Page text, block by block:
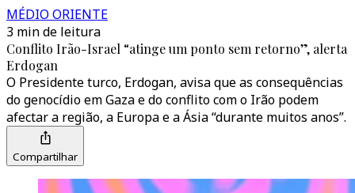
MÉDIO ORIENTE
3 min de leitura
Conflito Irão-Israel “atinge um ponto sem retorno”, alerta
Erdogan
O Presidente turco, Erdogan, avisa que as consequências
do genocídio em Gaza e do conflito com o Irão podem
afectar a região, a Europa e a Ásia “durante muitos anos”.
Compartilhar